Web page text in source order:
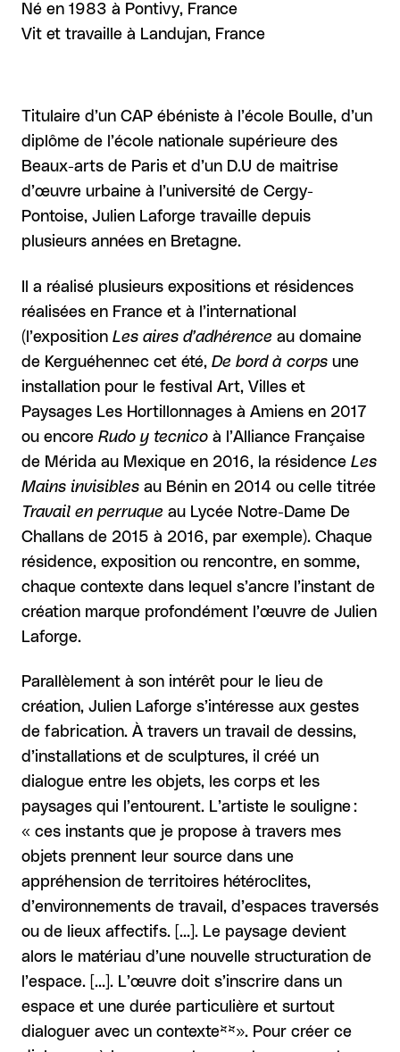
Né en 1983 à Pontivy, France
Vit et travaille à Landujan, France
Titulaire d’un CAP ébéniste à l’école Boulle, d’un
diplôme de l’école nationale supérieure des
Beaux-arts de Paris et d’un D.U de maitrise
d’œuvre urbaine à l’université de Cergy-
Pontoise, Julien Laforge travaille depuis
plusieurs années en Bretagne.
Il a réalisé plusieurs expositions et résidences
réalisées en France et à l’international
((l’exposition Les aires d’adhérence au domaine
de Kerguéhennec cet été, De bord à corps une
installation pour le festival Art, Villes et
Paysages Les Hortillonnages à Amiens en 2017
ou encore Rudo y tecnico à l’Alliance Française
de Mérida au Mexique en 2016, la résidence Les
Mains invisibles au Bénin en 2014 ou celle titrée
Travail en perruque au Lycée Notre-Dame De
Challans de 2015 à 2016, par exemple)). Chaque
résidence, exposition ou rencontre, en somme,
chaque contexte dans lequel s’ancre l’instant de
création marque profondément l’œuvre de Julien
Laforge.
Parallèlement à son intérêt pour le lieu de
création, Julien Laforge s’intéresse aux gestes
de fabrication. À travers un travail de dessins,
d’installations et de sculptures, il créé un
dialogue entre les objets, les corps et les
paysages qui l’entourent. L’artiste le souligne :
« ces instants que je propose à travers mes
objets prennent leur source dans une
appréhension de territoires hétéroclites,
d’environnements de travail, d’espaces traversés
ou de lieux affectifs. […]. Le paysage devient
alors le matériau d’une nouvelle structuration de
l’espace. […]. L’œuvre doit s’inscrire dans un
espace et une durée particulière et surtout
dialoguer avec un contexte**». Pour créer ce